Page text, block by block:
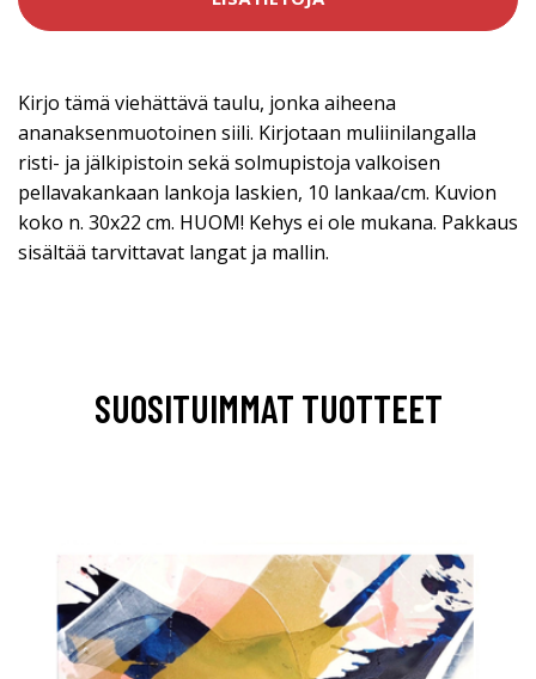
Kirjo tämä viehättävä taulu, jonka aiheena
ananaksenmuotoinen siili. Kirjotaan muliinilangalla
risti- ja jälkipistoin sekä solmupistoja valkoisen
pellavakankaan lankoja laskien, 10 lankaa/cm. Kuvion
koko n. 30x22 cm. HUOM! Kehys ei ole mukana. Pakkaus
sisältää tarvittavat langat ja mallin.
SUOSITUIMMAT TUOTTEET